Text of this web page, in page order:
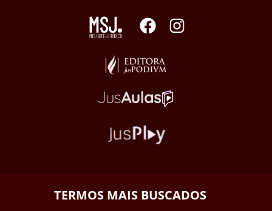
TERMOS MAIS BUSCADOS